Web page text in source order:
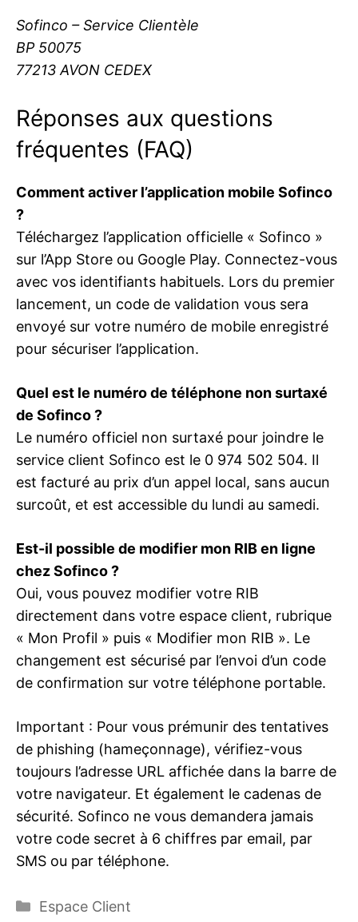
Sofinco – Service Clientèle
BP 50075
77213 AVON CEDEX
Réponses aux questions
fréquentes (FAQ)
Comment activer l’application mobile Sofinco
?
Téléchargez l’application officielle « Sofinco »
sur l’App Store ou Google Play. Connectez-vous
avec vos identifiants habituels. Lors du premier
lancement, un code de validation vous sera
envoyé sur votre numéro de mobile enregistré
pour sécuriser l’application.
Quel est le numéro de téléphone non surtaxé
de Sofinco ?
Le numéro officiel non surtaxé pour joindre le
service client Sofinco est le 0 974 502 504. Il
est facturé au prix d’un appel local, sans aucun
surcoût, et est accessible du lundi au samedi.
Est-il possible de modifier mon RIB en ligne
chez Sofinco ?
Oui, vous pouvez modifier votre RIB
directement dans votre espace client, rubrique
« Mon Profil » puis « Modifier mon RIB ». Le
changement est sécurisé par l’envoi d’un code
de confirmation sur votre téléphone portable.
Important : Pour vous prémunir des tentatives
de phishing (hameçonnage), vérifiez-vous
toujours l’adresse URL affichée dans la barre de
votre navigateur. Et également le cadenas de
sécurité. Sofinco ne vous demandera jamais
votre code secret à 6 chiffres par email, par
SMS ou par téléphone.
Catégories
Espace Client